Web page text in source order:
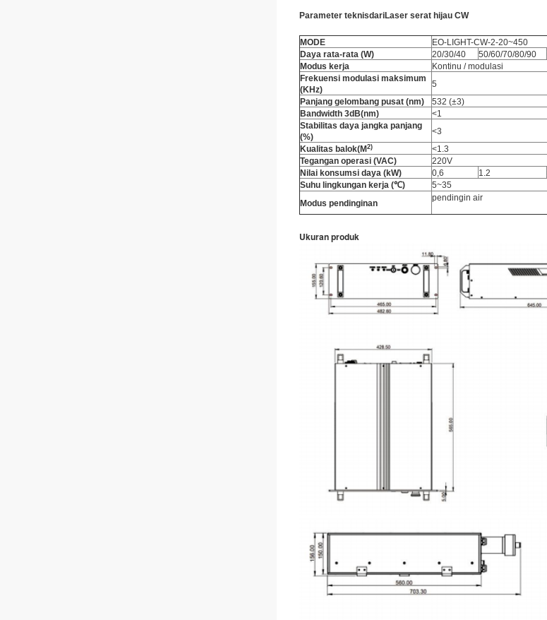
Parameter teknisdariLaser serat hijau CW
MODE
EO-LIGHT-CW-2-20~450
Daya rata-rata (W)
20/30/40 50/60/70/80/90
Modus kerja
Kontinu / modulasi
Frekuensi modulasi maksimum
(KHz)
5
Panjang gelombang pusat (nm)
532 (±3)
Bandwidth 3dB(nm)
<1
Stabilitas daya jangka panjang
(%)
<3
Kualitas balok(M 2)
<1.3
Tegangan operasi (VAC)
220V
Nilai konsumsi daya (kW)
0,6 1.2
Suhu lingkungan kerja (℃)
5~35
Modus pendinginan
pendingin air
Ukuran produk